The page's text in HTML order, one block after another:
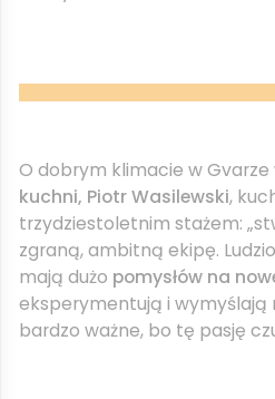
O dobrym klimacie w
kuchni, Piotr Wasilewski,
trzydziestoletnim stażem:
zgraną, ambitną ekipę.
mają dużo pomysłów na
eksperymentują i wymyślają
bardzo ważne, bo tę pasję